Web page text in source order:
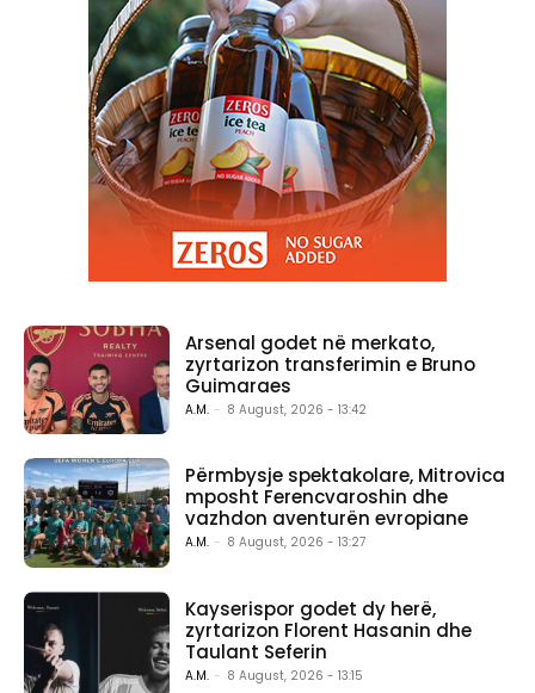
Arsenal godet në merkato,
zyrtarizon transferimin e Bruno
Guimaraes
A.M. - 8 August, 2026 - 13:42
Përmbysje spektakolare, Mitrovica
mposht Ferencvaroshin dhe
vazhdon aventurën evropiane
A.M. - 8 August, 2026 - 13:27
Kayserispor godet dy herë,
zyrtarizon Florent Hasanin dhe
Taulant Seferin
A.M. - 8 August, 2026 - 13:15